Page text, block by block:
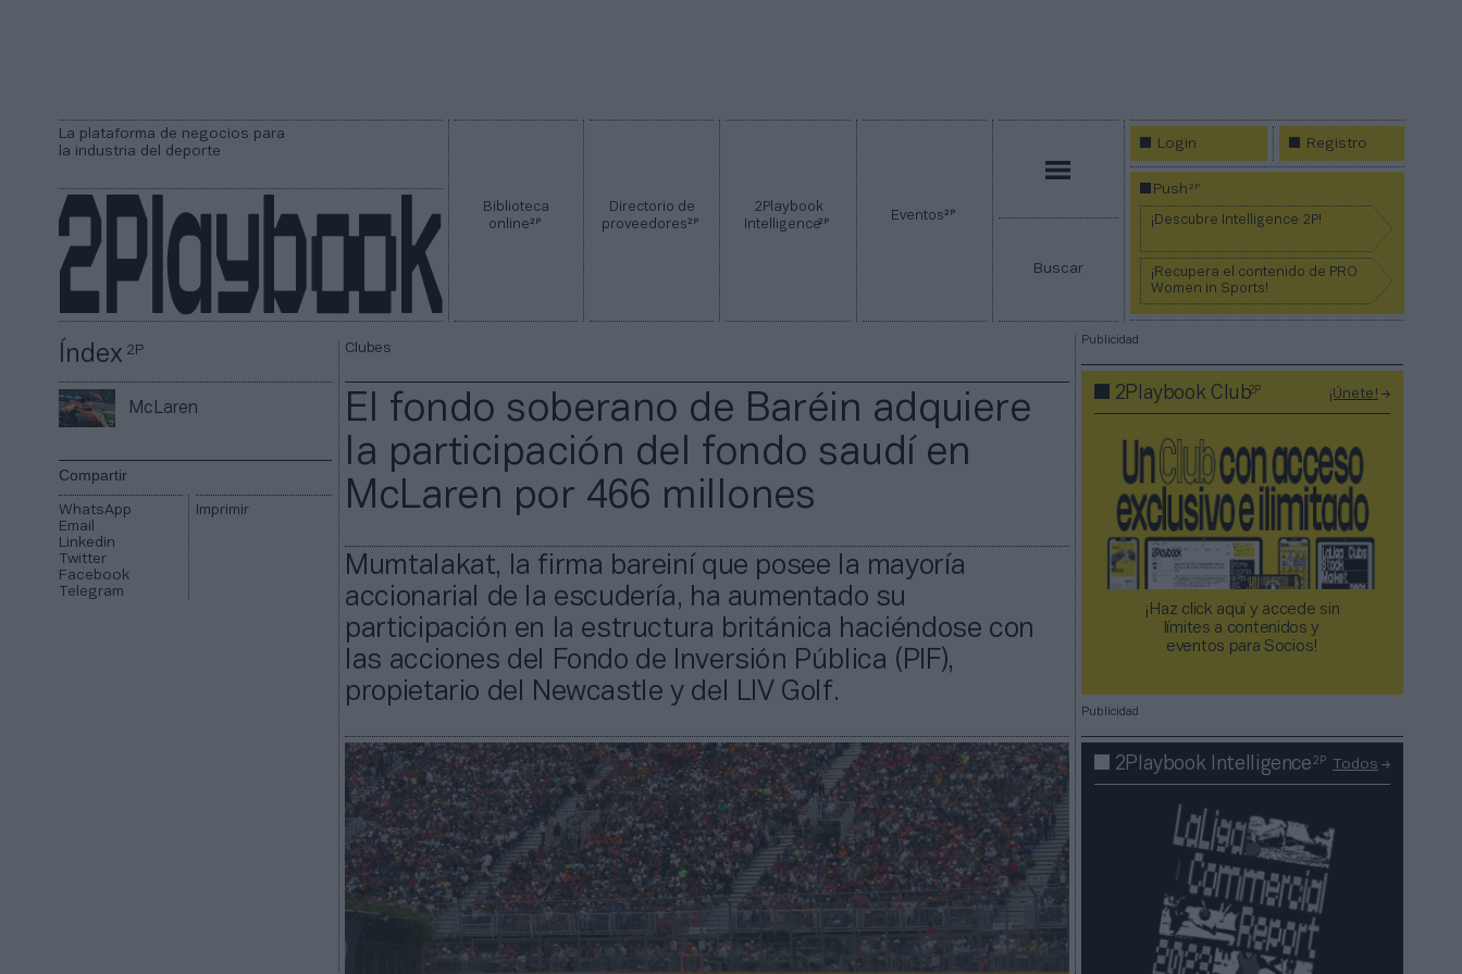
La plataforma de negocios para
la industria del deporte
Biblioteca
online2P
Directorio de
proveedores2P
2Playbook
Intelligence2P Eventos2P
Buscar
Login Registro
Push2P
¡Descubre Intelligence 2P!
¡Recupera el contenido de PRO
Women in Sports!
Índex2P
McLaren
Compartir
WhatsApp
Email
Linkedin
Twitter
Facebook
Telegram
Imprimir
Clubes
El fondo soberano de Baréin adquiere
la participación del fondo saudí en
McLaren por 466 millones
Mumtalakat, la firma bareiní que posee la mayoría
accionarial de la escudería, ha aumentado su
participación en la estructura británica haciéndose con
las acciones del Fondo de Inversión Pública (PIF),
propietario del Newcastle y del LIV Golf.
Publicidad
2Playbook Club2P ¡Únete!
¡Haz click aquí y accede sin
límites a contenidos y
eventos para Socios!​​​​​​​
Publicidad
2Playbook Intelligence2P Todos